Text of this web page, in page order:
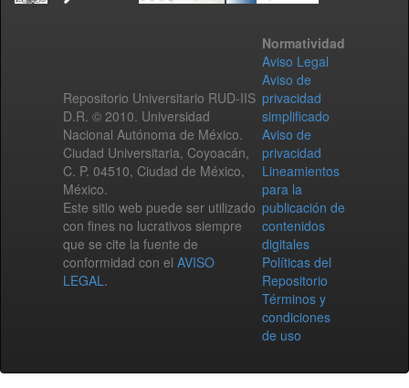
Repositorio Universitario RUD-IIS
D.R. © 2010. Universidad
Nacional Autónoma de México.
Ciudad Universitaria, Coyoacán,
C. P. 04510, Ciudad de México,
México.
Este sitio web puede ser utilizado
con fines no lucrativos siempre
que se cite la fuente de
conformidad con el AVISO
LEGAL.
Normatividad
Aviso Legal
Aviso de
privacidad
simplificado
Aviso de
privacidad
Lineamientos
para la
publicación de
contenidos
digitales
Políticas del
Repositorio
Términos y
condiciones
de uso